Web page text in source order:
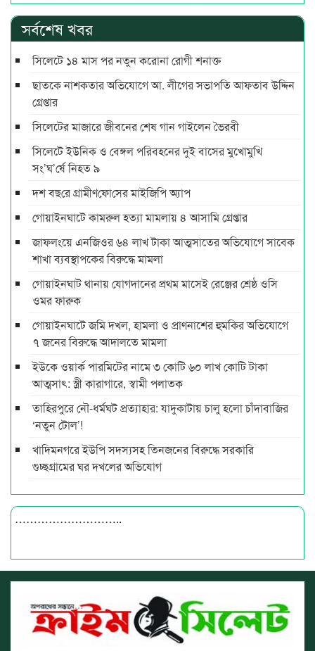
সর্বশেষ খবর
সিলেটে ১৪ মাস পর নতুন করোনা রোগী শনাক্ত
ছাতকে নাশকতার অভিযোগে আ. লীগের সভাপ‌তি আফতাব উদ্দিন
গ্রেপ্তার
সিলেটের মাজারে জীবনের শেষ গান গাইলেন ভৈরবী
সিলেটে ইউনিক ও বেঙ্গল পরিবহনের দুই বাসের মুখোমুখি
সং’ঘ’র্ষে নিহত ৯
দশ বছ‌রে গ্রামীণ‌ফো‌সের মাইজিপি অ্যাপ
গোয়াইনঘাটে কামরুল হত্যা মামলায় ৪ আসামি গ্রেপ্তার
জাফলংয়ে এনজিওর ৬৪ লাখ টাকা আত্মসাতের অভিযোগে সাবেক
শাখা ব্যবস্থাপকের বিরুদ্ধে মামলা
গোয়াইনঘাট থানায় যোগদানের প্রথম মাসেই রেঞ্জের শ্রেষ্ঠ ওসি
ওমর ফারুক
গোয়াইনঘাটে জমি দখল, হামলা ও প্রাণনাশের হুমকির অভিযোগে
৭ জনের বিরুদ্ধে আদালতে মামলা
ইউকে ওয়ার্ক পারমিটের নামে ৩ কোটি ৬০ লাখ কোটি টাকা
আত্মসাৎ: স্ত্রী কারাগারে, স্বামী পলাতক
তাহিরপুরে নৌ-ধর্মঘট প্রত্যাহার: যাদুকাটায় চালু হলো চাঁদাবাজির
‘নতুন টোল’!
খাদিমনগরে ইউপি সদস্যসহ তিনজনের বিরুদ্ধে সরকারি
গুচ্ছগ্রামের ঘর দখলের অভিযোগ
………………………..